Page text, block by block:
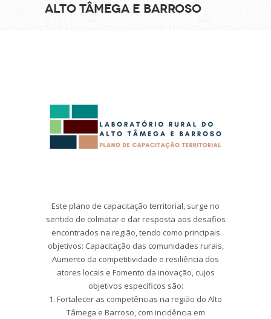
Alto Tâmega e Barroso
Este plano de capacitação territorial, surge no
sentido de colmatar e dar resposta aos desafios
encontrados na região, tendo como principais
objetivos: Capacitação das comunidades rurais,
Aumento da competitividade e resiliência dos
atores locais e Fomento da inovação, cujos
objetivos específicos são:
1. Fortalecer as competências na região do Alto
Tâmega e Barroso, com incidência em